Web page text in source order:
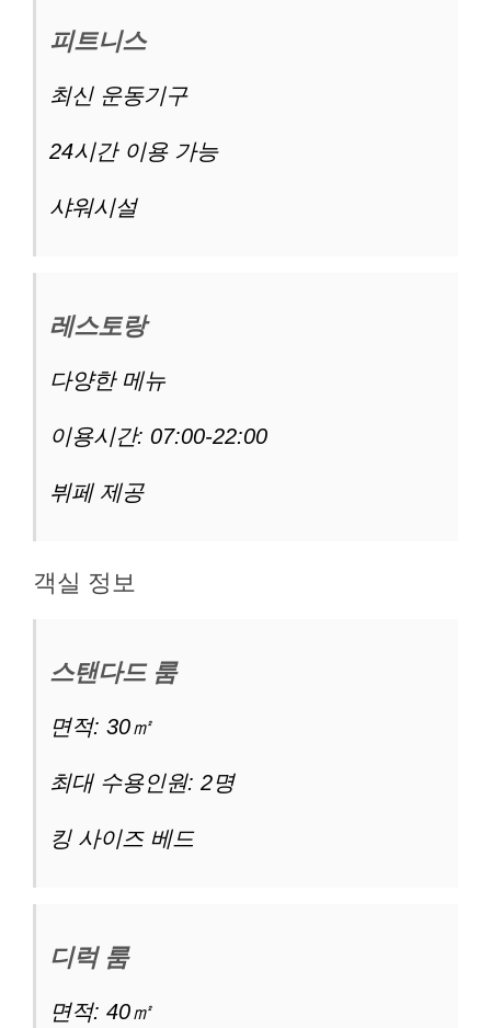
피트니스
최신 운동기구
24시간 이용 가능
샤워시설
레스토랑
다양한 메뉴
이용시간: 07:00-22:00
뷔페 제공
객실 정보
스탠다드 룸
면적: 30㎡
최대 수용인원: 2명
킹 사이즈 베드
디럭 룸
면적: 40㎡